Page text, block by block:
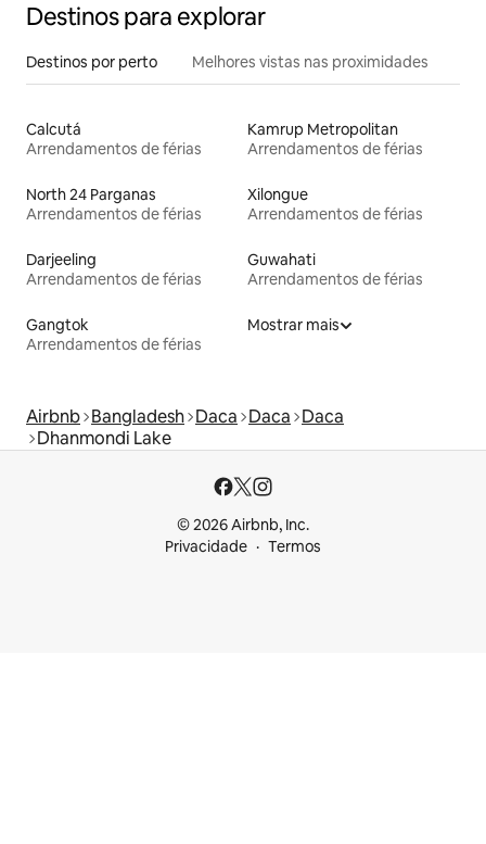
Destinos para explorar
Destinos por perto Melhores vistas nas proximidades
Calcutá
Arrendamentos de férias
Kamrup Metropolitan
Arrendamentos de férias
North 24 Parganas
Arrendamentos de férias
Xilongue
Arrendamentos de férias
Darjeeling
Arrendamentos de férias
Guwahati
Arrendamentos de férias
Gangtok
Arrendamentos de férias
Mostrar mais
Airbnb Bangladesh Daca Daca Daca
Dhanmondi Lake
© 2026 Airbnb, Inc.
Privacidade
Termos